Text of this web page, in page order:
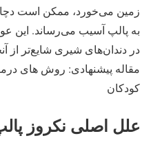
زمین می‌خورد، ممکن است
به پالپ آسیب می‌رساند. این
در دندان‌های شیری شایع‌تر از
مقاله پیشنهادی: روش های
کودکان
علل اصلی نکروز